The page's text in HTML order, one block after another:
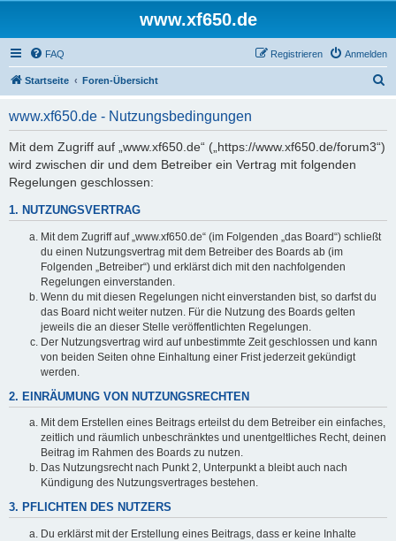
www.xf650.de
FAQ Anmelden
Registrieren
Startseite Foren-Übersicht
www.xf650.de - Nutzungsbedingungen
Mit dem Zugriff auf „www.xf650.de“ („https://www.xf650.de/forum3“)
wird zwischen dir und dem Betreiber ein Vertrag mit folgenden
Regelungen geschlossen:
1. NUTZUNGSVERTRAG
Mit dem Zugriff auf „www.xf650.de“ (im Folgenden „das Board“) schließt
du einen Nutzungsvertrag mit dem Betreiber des Boards ab (im
Folgenden „Betreiber“) und erklärst dich mit den nachfolgenden
Regelungen einverstanden.
Wenn du mit diesen Regelungen nicht einverstanden bist, so darfst du
das Board nicht weiter nutzen. Für die Nutzung des Boards gelten
jeweils die an dieser Stelle veröffentlichten Regelungen.
Der Nutzungsvertrag wird auf unbestimmte Zeit geschlossen und kann
von beiden Seiten ohne Einhaltung einer Frist jederzeit gekündigt
werden.
2. EINRÄUMUNG VON NUTZUNGSRECHTEN
Mit dem Erstellen eines Beitrags erteilst du dem Betreiber ein einfaches,
zeitlich und räumlich unbeschränktes und unentgeltliches Recht, deinen
Beitrag im Rahmen des Boards zu nutzen.
Das Nutzungsrecht nach Punkt 2, Unterpunkt a bleibt auch nach
Kündigung des Nutzungsvertrages bestehen.
3. PFLICHTEN DES NUTZERS
Du erklärst mit der Erstellung eines Beitrags, dass er keine Inhalte